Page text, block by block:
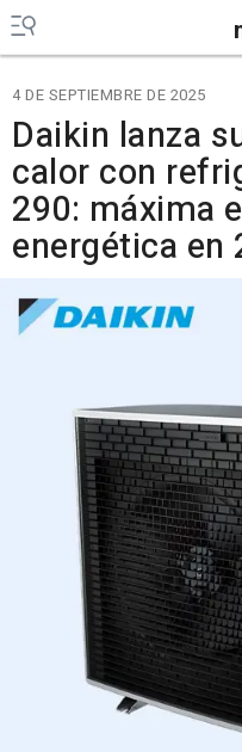
4 DE SEPTIEMBRE DE 2025
Daikin lanza
calor con
290: máxima
energética en